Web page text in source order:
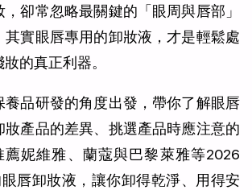
卻常忽略最關鍵的「眼周與唇部」
其實眼唇專用的卸妝液，才是輕鬆處
的真正利器。
養品研發的角度出發，帶你了解眼唇
妝產品的差異、挑選產品時應注意的
妮維雅、蘭蔻與巴黎萊雅等2026
唇卸妝液，讓你卸得乾淨、用得安